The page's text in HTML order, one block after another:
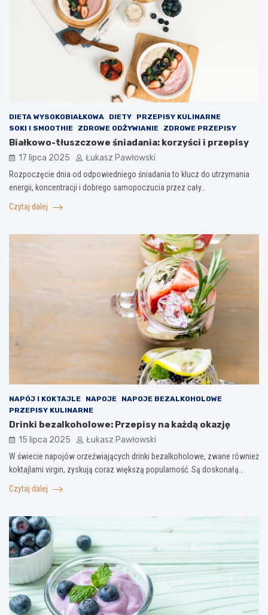
DIETA WYSOKOBIAŁKOWA DIETY
PRZEPISY KULINARNE
SOKI I SMOOTHIE
ZDROWE ODŻYWIANIE ZDROWE PRZEPISY
Białkowo-tłuszczowe śniadania: korzyści i przepisy
17 lipca 2025 Łukasz Pawłowski
Rozpoczęcie dnia od odpowiedniego śniadania to klucz do utrzymania
energii, koncentracji i dobrego samopoczucia przez cały…
Czytaj dalej
NAPÓJ I KOKTAJLE NAPOJE
NAPOJE BEZALKOHOLOWE
PRZEPISY KULINARNE
Drinki bezalkoholowe: Przepisy na każdą okazję
15 lipca 2025 Łukasz Pawłowski
W świecie napojów orzeźwiających drinki bezalkoholowe, zwane również
koktajlami virgin, zyskują coraz większą popularność. Są doskonałą…
Czytaj dalej